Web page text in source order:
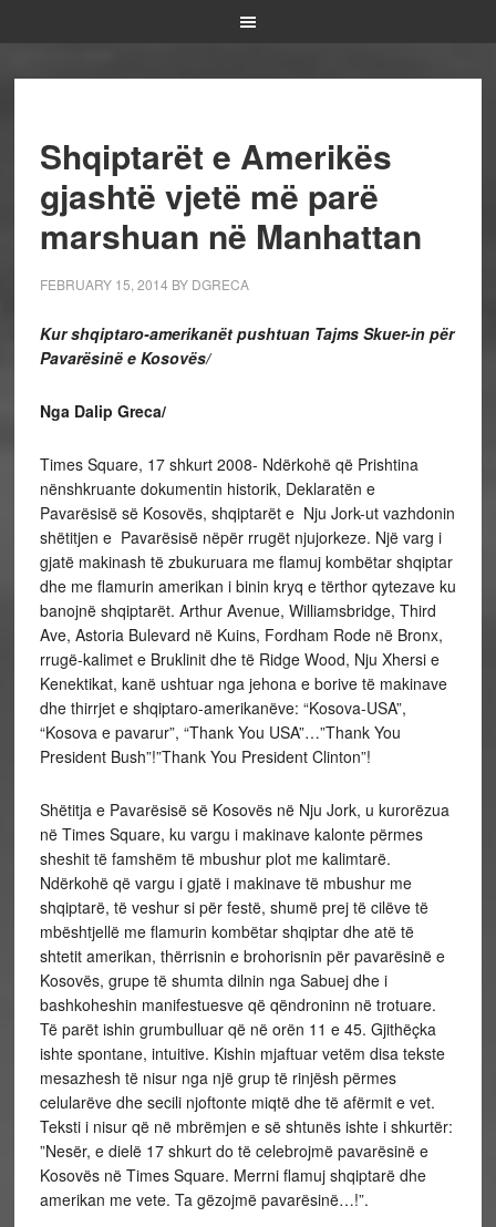
Shqiptarët e Amerikës
gjashtë vjetë më parë
marshuan në Manhattan
FEBRUARY 15, 2014 BY DGRECA
Kur shqiptaro-amerikanët pushtuan Tajms Skuer-in për
Pavarësinë e Kosovës/
Nga Dalip Greca/
Times Square, 17 shkurt 2008- Ndërkohë që Prishtina
nënshkruante dokumentin historik, Deklaratën e
Pavarësisë së Kosovës, shqiptarët e Nju Jork-ut vazhdonin
shëtitjen e Pavarësisë nëpër rrugët njujorkeze. Një varg i
gjatë makinash të zbukuruara me flamuj kombëtar shqiptar
dhe me flamurin amerikan i binin kryq e tërthor qytezave ku
banojnë shqiptarët. Arthur Avenue, Williamsbridge, Third
Ave, Astoria Bulevard në Kuins, Fordham Rode në Bronx,
rrugë-kalimet e Bruklinit dhe të Ridge Wood, Nju Xhersi e
Kenektikat, kanë ushtuar nga jehona e borive të makinave
dhe thirrjet e shqiptaro-amerikanëve: “Kosova-USA”,
“Kosova e pavarur”, “Thank You USA”…”Thank You
President Bush”!”Thank You President Clinton”!
Shëtitja e Pavarësisë së Kosovës në Nju Jork, u kurorëzua
në Times Square, ku vargu i makinave kalonte përmes
sheshit të famshëm të mbushur plot me kalimtarë.
Ndërkohë që vargu i gjatë i makinave të mbushur me
shqiptarë, të veshur si për festë, shumë prej të cilëve të
mbështjellë me flamurin kombëtar shqiptar dhe atë të
shtetit amerikan, thërrisnin e brohorisnin për pavarësinë e
Kosovës, grupe të shumta dilnin nga Sabuej dhe i
bashkoheshin manifestuesve që qëndroninn në trotuare.
Të parët ishin grumbulluar që në orën 11 e 45. Gjithëçka
ishte spontane, intuitive. Kishin mjaftuar vetëm disa tekste
mesazhesh të nisur nga një grup të rinjësh përmes
celularëve dhe secili njoftonte miqtë dhe të afërmit e vet.
Teksti i nisur që në mbrëmjen e së shtunës ishte i shkurtër:
”Nesër, e dielë 17 shkurt do të celebrojmë pavarësinë e
Kosovës në Times Square. Merrni flamuj shqiptarë dhe
amerikan me vete. Ta gëzojmë pavarësinë…!”.